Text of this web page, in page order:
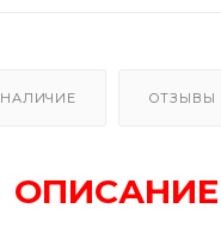
НАЛИЧИЕ ОТЗЫВЫ